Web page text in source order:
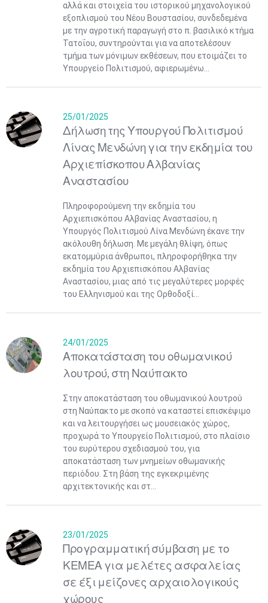
αλλά και στοιχεία του ιστορικού μηχανολογικού
εξοπλισμού του Νέου Βουστασίου, συνδεδεμένα
με την αγροτική παραγωγή στο π. βασιλικό κτήμα
Τατοΐου, συντηρούνται για να αποτελέσουν
τμήμα των μόνιμων εκθέσεων, που ετοιμάζει το
Υπουργείο Πολιτισμού, αφιερωμένω...
25/01/2025
Δήλωση της Υπουργού Πολιτισμού
Λίνας Μενδώνη για την εκδημία του
Aρχιεπίσκοπου Αλβανίας
Αναστασίου
Πληροφορούμενη την εκδημία του
Αρχιεπισκόπου Αλβανίας Αναστασίου, η
Υπουργός Πολιτισμού Λίνα Μενδώνη έκανε την
ακόλουθη δήλωση. Με μεγάλη θλίψη, όπως
εκατομμύρια άνθρωποι, πληροφορήθηκα την
εκδημία του Αρχιεπισκόπου Αλβανίας
Αναστασίου, μιας από τις μεγαλύτερες μορφές
του Ελληνισμού και της Ορθοδοξί...
24/01/2025
Αποκατάσταση του οθωμανικού
λουτρού, στη Ναύπακτο
Στην αποκατάσταση του οθωμανικού λουτρού
στη Ναύπακτο με σκοπό να καταστεί επισκέψιμο
και να λειτουργήσει ως μουσειακός χώρος,
προχωρά το Υπουργείο Πολιτισμού, στο πλαίσιο
του ευρύτερου σχεδιασμού του, για
αποκατάσταση των μνημείων οθωμανικής
περιόδου. Στη βάση της εγκεκριμένης
αρχιτεκτονικής και στ...
23/01/2025
Προγραμματική σύμβαση με το
ΚΕΜΕΑ για μελέτες ασφαλείας
σε έξι μείζονες αρχαιολογικούς
χώρους